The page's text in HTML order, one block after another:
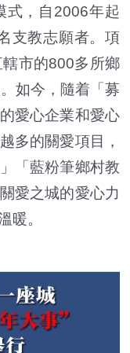
式，自2006年起
支教志願者。項
市的800多所鄉
如今，隨着「募
愛心企業和愛心
多的關愛項目，
「藍粉筆鄉村教
愛之城的愛心力
暖。